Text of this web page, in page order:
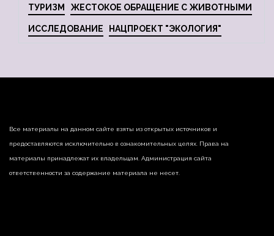
ТУРИЗМ ЖЕСТОКОЕ ОБРАЩЕНИЕ С ЖИВОТНЫМИ
ИССЛЕДОВАНИЕ НАЦПРОЕКТ "ЭКОЛОГИЯ"
Все материалы на данном сайте взяты из открытых источников и
предоставляются исключительно в ознакомительных целях. Права на
материалы принадлежат их владельцам. Администрация сайта
ответственности за содержание материала не несет.